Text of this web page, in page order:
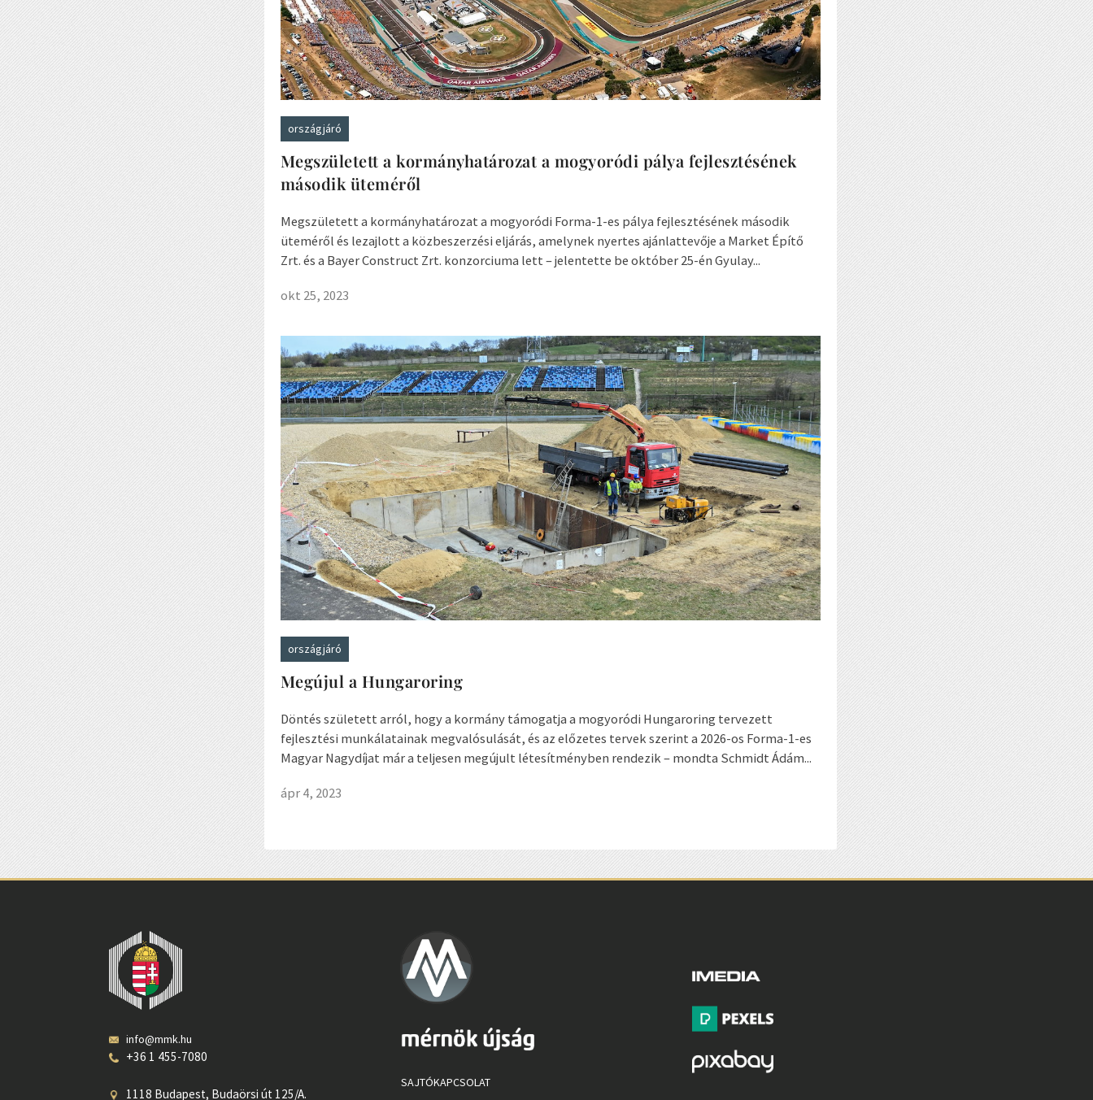
országjáró
Megszületett a kormányhatározat a mogyoródi pálya fejlesztésének
második üteméről
Megszületett a kormányhatározat a mogyoródi Forma-1-es pálya fejlesztésének második
üteméről és lezajlott a közbeszerzési eljárás, amelynek nyertes ajánlattevője a Market Építő
Zrt. és a Bayer Construct Zrt. konzorciuma lett – jelentette be október 25-én Gyulay...
okt 25, 2023
országjáró
Megújul a Hungaroring
Döntés született arról, hogy a kormány támogatja a mogyoródi Hungaroring tervezett
fejlesztési munkálatainak megvalósulását, és az előzetes tervek szerint a 2026-os Forma-1-es
Magyar Nagydíjat már a teljesen megújult létesítményben rendezik – mondta Schmidt Ádám...
ápr 4, 2023
info@mmk.hu
+36 1 455-7080
1118 Budapest, Budaörsi út 125/A.
SAJTÓKAPCSOLAT